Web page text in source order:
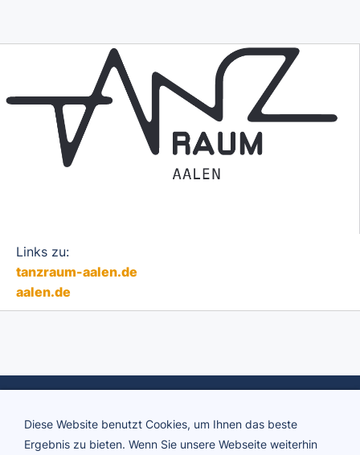
Links zu:
tanzraum-aalen.de
aalen.de
Diese Website benutzt Cookies, um Ihnen das beste
Ergebnis zu bieten. Wenn Sie unsere Webseite weiterhin